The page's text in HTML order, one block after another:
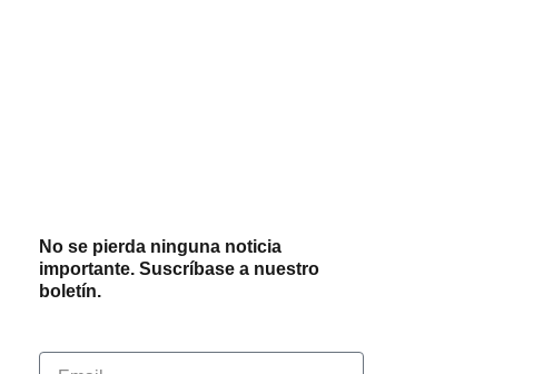
No se pierda ninguna noticia
importante. Suscríbase a nuestro
boletín.